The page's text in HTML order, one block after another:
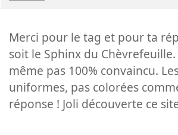
Merci pour le tag et pour ta
soit le Sphinx du
même pas 100% convaincu.
uniformes, pas colorées
réponse ! Joli découverte ce